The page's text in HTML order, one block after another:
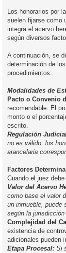
e
Los honorarios por
suelen fijarse como
integra el acervo
según diversos
A continuación, se
determinación de
procedimientos:
Modalidades de
Pacto o Convenio
recomendable. El
monto o el
escrito.
Regulación
no es válido, los
arancelaria
Factores
Cuando el juez
Valor del Acervo
como base el valor
un inmueble, puede
según la
Complejidad del
existencia de
adicionales pueden
Etapa Procesal: Si